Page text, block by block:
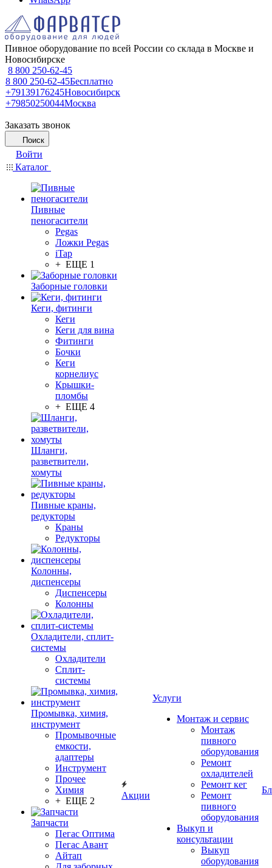
Пивное оборудование по всей России со склада в Москве и
Новосибирске
8 800 250-62-45
8 800 250-62-45Бесплатно
+79139176245Новосибирск
+79850250044Москва
Заказать звонок
Поиск
Войти
Каталог
Пивные
пеногасители
Pegas
Ложки Pegas
iTap
+ ЕЩЕ 1
Заборные головки
Кеги, фитинги
Кеги
Кеги для вина
Фитинги
Бочки
Кеги
корнелиус
Крышки-
пломбы
+ ЕЩЕ 4
Шланги,
разветвители,
хомуты
Пивные краны,
редукторы
Краны
Редукторы
Колонны,
диспенсеры
Диспенсеры
Колонны
Охладители, сплит-
системы
Охладители
Сплит-
системы
Промывка, химия,
инструмент
Промывочные
емкости,
адаптеры
Инструмент
Прочее
Химия
+ ЕЩЕ 2
Запчасти
Пегас Оптима
Пегас Авант
Айтап
Акции
Услуги
Монтаж и сервис
Монтаж
пивного
оборудования
Ремонт
охладителей
Ремонт кег
Ремонт
пивного
оборудования
Выкуп и
консультации
Выкуп
оборудования